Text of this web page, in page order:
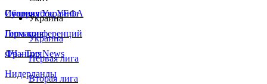
Сборная Украины
Италия
Германия
Франция
Нидерланды
Суперкубок УЕФА
Лига конференций
ЛЧ - Top News
Украина
Украина
Первая лига
Вторая лига